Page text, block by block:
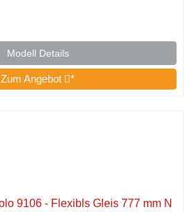
Modell Details
Zum Angebot *